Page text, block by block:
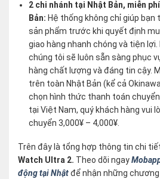
2 chi nhánh tại Nhật Bản, miễn
Bản: Hệ thống không chỉ giúp
sản phẩm trước khi quyết định
giao hàng nhanh chóng và tiện lợi.
chúng tôi sẽ luôn sẵn sàng phục
hàng chất lượng và đáng tin cậy.
trên toàn Nhật Bản (kể cả
chọn hình thức thanh toán chuyển
tại Việt Nam, quý khách hàng vui
chuyển 3,000¥ – 4,000¥.
Trên đây là tổng hợp thông tin chi
Watch Ultra 2. Theo dõi ngay
động tại Nhậtđể nhận những